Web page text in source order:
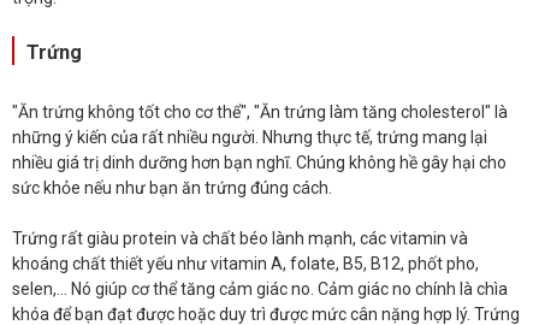
Trứng
"Ăn trứng không tốt cho cơ thể", "Ăn trứng làm tăng cholesterol" là
những ý kiến của rất nhiều người. Nhưng thực tế, trứng mang lại
nhiều giá trị dinh dưỡng hơn bạn nghĩ. Chúng không hề gây hại cho
sức khỏe nếu như bạn ăn trứng đúng cách.
Trứng rất giàu protein và chất béo lành mạnh, các vitamin và
khoáng chất thiết yếu như vitamin A, folate, B5, B12, phốt pho,
selen,... Nó giúp cơ thể tăng cảm giác no. Cảm giác no chính là chìa
khóa để bạn đạt được hoặc duy trì được mức cân nặng hợp lý. Trứng